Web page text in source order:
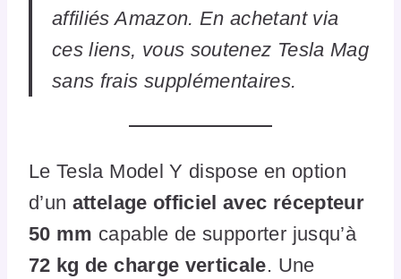
affiliés Amazon. En achetant via
ces liens, vous soutenez Tesla Mag
sans frais supplémentaires.
Le Tesla Model Y dispose en option
d’un attelage officiel avec récepteur
50 mm capable de supporter jusqu’à
72 kg de charge verticale. Une